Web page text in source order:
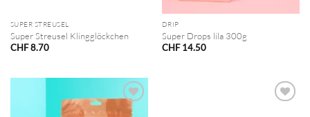
SUPER STREUSEL
Super Streusel Klingglöckchen
CHF8.70
DRIP
Super Drops lila 300g
CHF14.50